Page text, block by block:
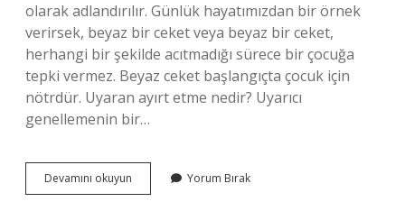
olarak adlandırılır. Günlük hayatımızdan bir örnek
verirsek, beyaz bir ceket veya beyaz bir ceket,
herhangi bir şekilde acıtmadığı sürece bir çocuğa
tepki vermez. Beyaz ceket başlangıçta çocuk için
nötrdür. Uyaran ayırt etme nedir? Uyarıcı
genellemenin bir…
Devamını okuyun
Edici
Yorum Bırak